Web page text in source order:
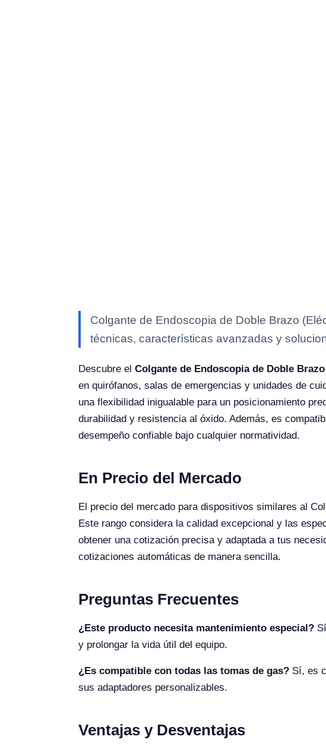
Colgante de Endoscopia de Doble Brazo
técnicas, características avanzadas y
Descubre el Colgante de Endoscopia de Doble
en quirófanos, salas de emergencias y unidades de
una flexibilidad inigualable para un posicionamiento
durabilidad y resistencia al óxido. Además, es
desempeño confiable bajo cualquier normatividad.
En Precio del Mercado
El precio del mercado para dispositivos similares al
Este rango considera la calidad excepcional y las
obtener una cotización precisa y adaptada a tus
cotizaciones automáticas de manera sencilla.
Preguntas Frecuentes
¿Este producto necesita mantenimiento especial?
y prolongar la vida útil del equipo.
¿Es compatible con todas las tomas de gas? Sí, es
sus adaptadores personalizables.
Ventajas y Desventajas